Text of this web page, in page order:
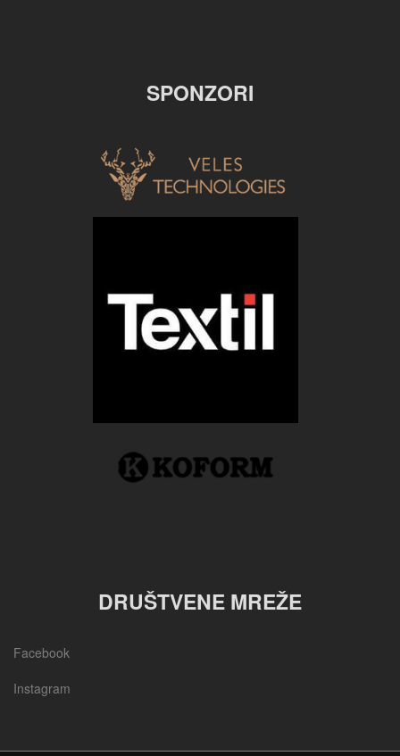
SPONZORI
DRUŠTVENE MREŽE
Facebook
Instagram